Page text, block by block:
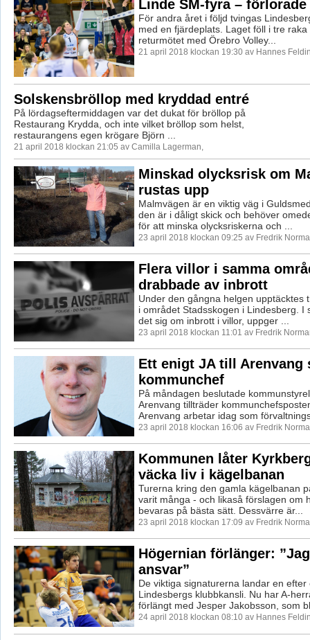
Linde SM-fyra –
För andra året i följd tvingas
med en fjärdeplats. Laget föll i tre raka
returmötet med Örebro Volley...
21 april 2018 klockan 19:30 av Hannes
Solskensbröllop med kryddad entré
På lördagseftermiddagen var det dukat för bröllop på
Restaurang Krydda, och inte vilket bröllop som helst,
restaurangens egen krögare Björn ...
21 april 2018 klockan 21:05 av Camilla Lagerman,
Minskad olycksrisk om
rustas upp
Malmvägen är en viktig väg i
den är i dåligt skick och behöver
för att minska olycksriskerna och ...
23 april 2018 klockan 09:25 av Fredrik
Flera villor i samma
drabbade av inbrott
Under den gångna helgen upptäcktes
i området Stadsskogen i Lindesberg. I
det sig om inbrott i villor, uppger ...
23 april 2018 klockan 11:01 av Fredrik
Ett enigt JA till Arenvang
kommunchef
På måndagen beslutade
Arenvang tillträder
Arenvang arbetar idag som
23 april 2018 klockan 16:06 av Fredrik
Kommunen låter
väcka liv i kägelbanan
Turerna kring den gamla kägelbanan
varit många - och likaså förslagen om
bevaras på bästa sätt. Dessvärre är...
23 april 2018 klockan 17:09 av Fredrik
Högernian förlänger:
ansvar”
De viktiga signaturerna landar en efter
Lindesbergs klubbkansli. Nu har A-
förlängt med Jesper Jakobsson, som
24 april 2018 klockan 08:10 av Hannes